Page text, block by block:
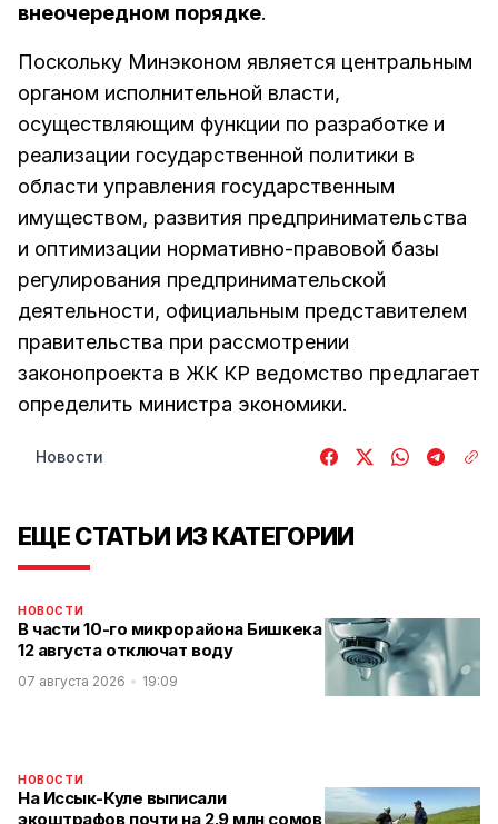
внеочередном порядке.
Поскольку Минэконом является центральным
органом исполнительной власти,
осуществляющим функции по разработке и
реализации государственной политики в
области управления государственным
имуществом, развития предпринимательства
и оптимизации нормативно-правовой базы
регулирования предпринимательской
деятельности, официальным представителем
правительства при рассмотрении
законопроекта в ЖК КР ведомство предлагает
определить министра экономики.
Новости
ЕЩЕ СТАТЬИ ИЗ КАТЕГОРИИ
НОВОСТИ
В части 10-го микрорайона Бишкека
12 августа отключат воду
07 августа 2026 19:09
НОВОСТИ
На Иссык-Куле выписали
экоштрафов почти на 2.9 млн сомов